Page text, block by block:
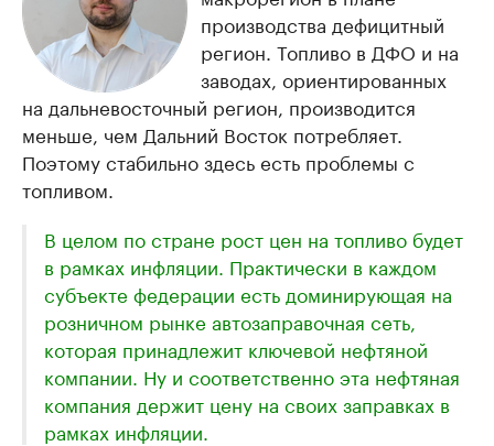
производства дефицитный
регион. Топливо в ДФО и на
заводах, ориентированных
на дальневосточный регион, производится
меньше, чем Дальний Восток потребляет.
Поэтому стабильно здесь есть проблемы с
топливом.
В целом по стране рост цен на топливо будет
в рамках инфляции. Практически в каждом
субъекте федерации есть доминирующая на
розничном рынке автозаправочная сеть,
которая принадлежит ключевой нефтяной
компании. Ну и соответственно эта нефтяная
компания держит цену на своих заправках в
рамках инфляции.